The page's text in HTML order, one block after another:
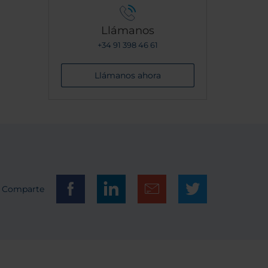
Llámanos
+34 91 398 46 61
Llámanos ahora
Comparte